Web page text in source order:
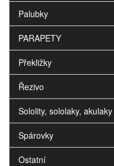
Palubky
PARAPETY
Překližky
Řezivo
Sololity, sololaky, akulaky
Spárovky
Ostatní